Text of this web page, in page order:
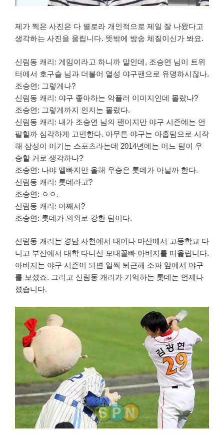
제가 찍은 사진은 다 별로라 개인적으로 제일 잘 나왔다고
생각하는 사진을 올립니다. 뜻밖에 방송 체질이신가 봐요.
신림동 캐리: 게임이라고 하니까 말인데, 조승연 님이 트위
터에서 호구슬 님과 더불어 열성 야구팬으로 유명하시잖나.
조승연: 그렇게나?
신림동 캐리: 야구 좋아하는 악플러 이미지인데 몰랐나?
조승연: 그렇게까지 인지는 몰랐다.
신림동 캐리: 내가 조승연 님의 팬이지만 야구 시즌에는 언
팔할까 심각하게 고민한다. 아무튼 야구는 아홉팀으로 시작
해 삼성이 이기는 스포츠라는데 2014년에는 어느 팀이 우
승할 거로 생각하나?
조승연: 나야 엘빠지만 올해 우승은 롯데가 아닐까 한다.
신림동 캐리: 롯데라고?
조승연: ㅇㅇ.
신림동 캐리: 어째서?
조승연: 롯데가 의외로 강한 팀이다.
신림동 캐리는 경남 사천에서 태어나 마산에서 고등학교 다
니고 부산에서 대학 다니신 모태꼴빠 아버지를 떠올립니다.
아버지는 야구 시즌이 되면 일찍 퇴근해 소파 앞에서 야구
를 보셨죠. 그리고 신림동 캐리가 기억하는 롯데는 언제나
졌습니다.